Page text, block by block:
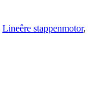
Lineêre stappenmotor,